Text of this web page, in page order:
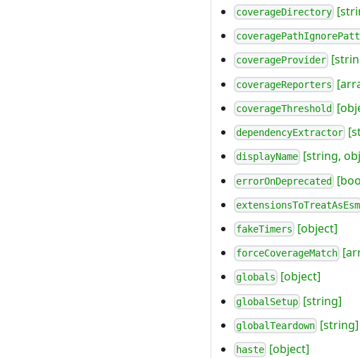
coverageDirectory
coverageProvider
coverageReporters
coverageThreshold
dependencyExtractor
displayName [string,
errorOnDeprecated
extensionsToTreatAsEsm
fakeTimers [object]
forceCoverageMatch
globals [object]
globalSetup [string]
globalTeardown [string]
haste [object]